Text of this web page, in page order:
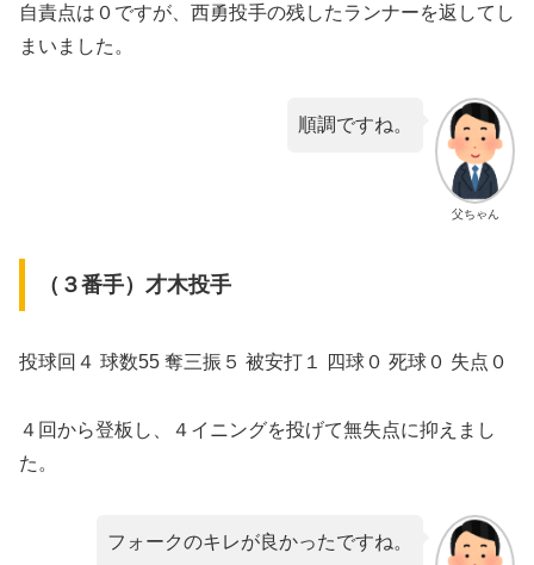
自責点は０ですが、西勇投手の残したランナーを返してし
まいました。
父ちゃん
順調ですね。
（３番手）才木投手
投球回４ 球数55 奪三振５ 被安打１ 四球０ 死球０ 失点０
４回から登板し、４イニングを投げて無失点に抑えまし
た。
フォークのキレが良かったですね。